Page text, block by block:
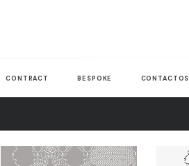
CONTRACT BESPOKE CONTACTOS